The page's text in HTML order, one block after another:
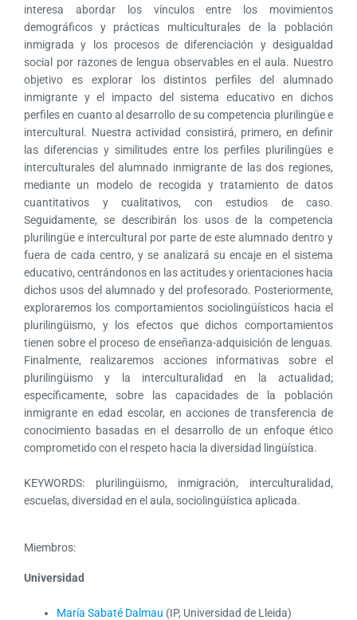
interesa abordar los vínculos entre los movimientos
demográficos y prácticas multiculturales de la población
inmigrada y los procesos de diferenciación y desigualdad
social por razones de lengua observables en el aula. Nuestro
objetivo es explorar los distintos perfiles del alumnado
inmigrante y el impacto del sistema educativo en dichos
perfiles en cuanto al desarrollo de su competencia plurilingüe e
intercultural. Nuestra actividad consistirá, primero, en definir
las diferencias y similitudes entre los perfiles plurilingües e
interculturales del alumnado inmigrante de las dos regiones,
mediante un modelo de recogida y tratamiento de datos
cuantitativos y cualitativos, con estudios de caso.
Seguidamente, se describirán los usos de la competencia
plurilingüe e intercultural por parte de este alumnado dentro y
fuera de cada centro, y se analizará su encaje en el sistema
educativo, centrándonos en las actitudes y orientaciones hacia
dichos usos del alumnado y del profesorado. Posteriormente,
exploraremos los comportamientos sociolingüísticos hacia el
plurilingüismo, y los efectos que dichos comportamientos
tienen sobre el proceso de enseñanza-adquisición de lenguas.
Finalmente, realizaremos acciones informativas sobre el
plurilingüismo y la interculturalidad en la actualidad;
específicamente, sobre las capacidades de la población
inmigrante en edad escolar, en acciones de transferencia de
conocimiento basadas en el desarrollo de un enfoque ético
comprometido con el respeto hacia la diversidad lingüística.
KEYWORDS: plurilingüismo, inmigración, interculturalidad,
escuelas, diversidad en el aula, sociolingüística aplicada.
Miembros:
Universidad
María Sabaté Dalmau (IP, Universidad de Lleida)